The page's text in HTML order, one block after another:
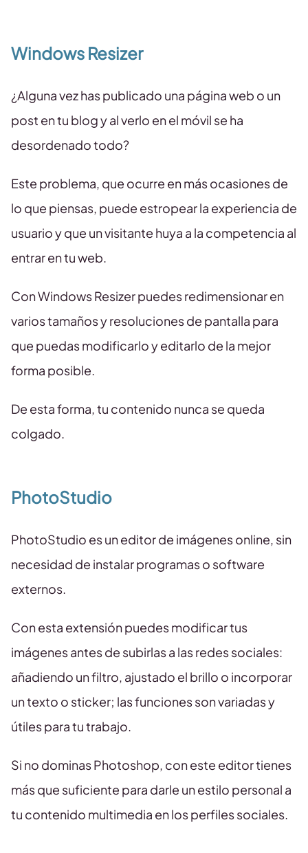
Windows Resizer
¿Alguna vez has publicado una página web o un
post en tu blog y al verlo en el móvil se ha
desordenado todo?
Este problema, que ocurre en más ocasiones de
lo que piensas, puede estropear la experiencia de
usuario y que un visitante huya a la competencia al
entrar en tu web.
Con Windows Resizer puedes redimensionar en
varios tamaños y resoluciones de pantalla para
que puedas modificarlo y editarlo de la mejor
forma posible.
De esta forma, tu contenido nunca se queda
colgado.
PhotoStudio
PhotoStudio es un editor de imágenes online, sin
necesidad de instalar programas o software
externos.
Con esta extensión puedes modificar tus
imágenes antes de subirlas a las redes sociales:
añadiendo un filtro, ajustado el brillo o incorporar
un texto o sticker; las funciones son variadas y
útiles para tu trabajo.
Si no dominas Photoshop, con este editor tienes
más que suficiente para darle un estilo personal a
tu contenido multimedia en los perfiles sociales.